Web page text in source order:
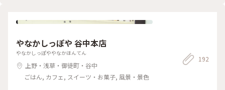
趣味豊かな庭として、小石川後楽園や六義園などの大名庭園と
歴史は昭和13年まで続き、同年10月に最後の所有者の小倉未
亡人から東京市に寄付され、翌14年7月に東京市が有料で制限
公開を開始しました。なお、昭和53年10月に文化財保護法に
より国の名勝及び史跡の指定を受けました。 〜〜〜〜〜〜
万葉集などの中国、日本の古典に詠まれている有名な植物を集
は、一説では、「梅は百花に魁けて咲く」または「四季百花の
乱れ咲く園」という意味でつけられたものです。 百花園は当時
の一流文化人達の手で造られた、庶民的で、文人趣味豊かな庭
として、小石川後楽園や六義園などの大名庭園とは異なった美
しさをもっています。 民営としての百花園の歴史は昭和13
年まで続き、同年10月に最後の所有者の小倉未亡人から東京市
鈴 #かざぐるま
やなかしっぽや 谷中本店
やなかしっぽややなかほんてん
上野・浅草・御徒町・谷中
ごはん, カフェ, スイーツ・お菓子, 風景・景色
192